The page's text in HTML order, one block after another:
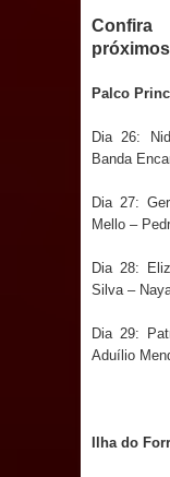
Palco
Dia 26:
Banda
Dia 27:
Mello –
Dia 28:
Silva –
Dia 29:
Aduílio
Ilha do